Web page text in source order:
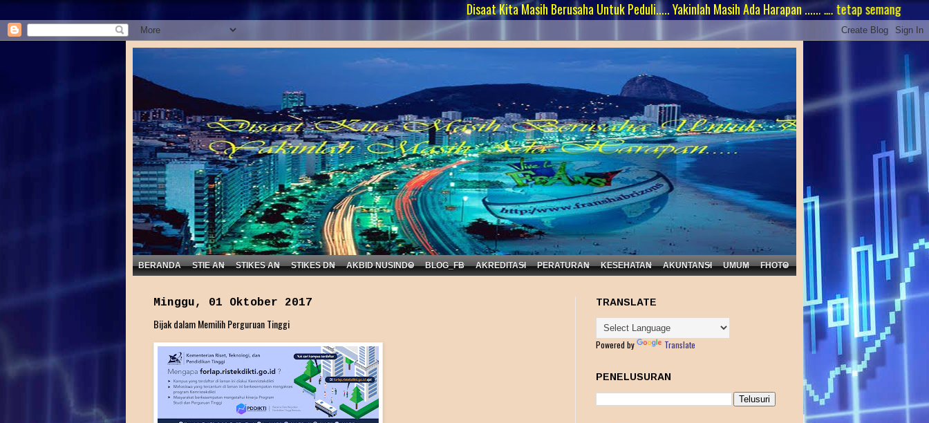
Disaat Kita Masih Berusaha Untuk Peduli..... Yakinlah Masih Ada Harapan ...... …. tetap semangat… ;
BERANDA STIE AN STIKES AN STIKES DN AKBID NUSINDO BLOG_FB AKREDITASI PERATURAN KESEHATAN AKUNTANSI UMUM FHOTO
Minggu, 01 Oktober 2017
Bijak dalam Memilih Perguruan Tinggi
TRANSLATE
Powered by Translate
PENELUSURAN